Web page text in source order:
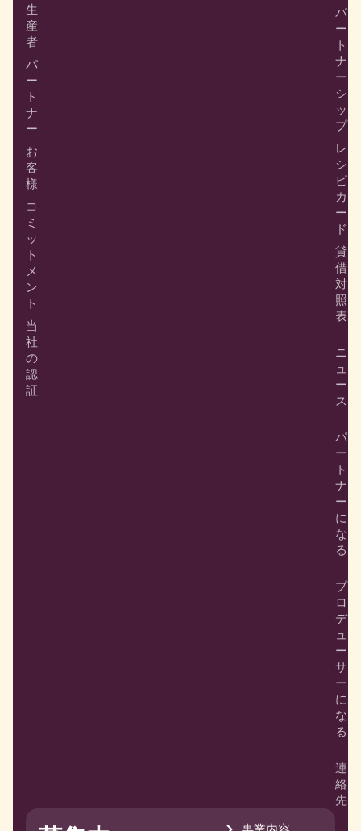
生
産
者
パ
ー
ト
ナ
ー
お
客
様
コ
ミ
ッ
ト
メ
ン
ト
当
社
の
認
証
パ
ー
ト
ナ
ー
シ
ッ
プ
レ
シ
ピ
カ
ー
ド
貸
借
対
照
表
ニ
ュ
ー
ス
パ
ー
ト
ナ
ー
に
な
る
プ
ロ
デ
ュ
ー
サ
ー
に
な
る
連
絡
先